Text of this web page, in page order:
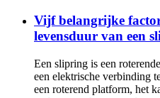
Vijf belangrijke
levensduur van een
Een slipring is een
een ​​elektrische verbinding
een roterend platform, het